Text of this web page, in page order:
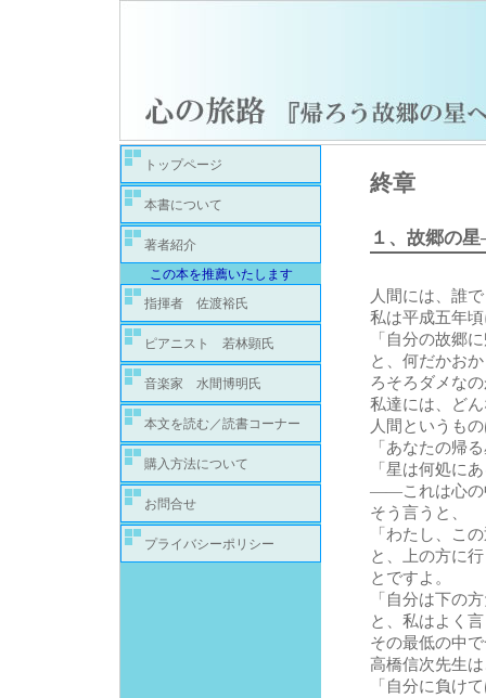
トップページ
本書について
著者紹介
この本を推薦いたします
指揮者 佐渡裕氏
ピアニスト 若林顕氏
音楽家 水間博明氏
本文を読む／読書コーナー
購入方法について
お問合せ
プライバシーポリシー
終章
１、 故郷の
人間には、誰
私は平成五年
「自分の故郷
と、何だかお
ろそろダメな
私達には、ど
人間というも
「あなたの帰
「星は何処に
――これは心の
そう言うと、
「わたし、こ
と、上の方に
とですよ。
「自分は下の
と、私はよく
その最低の中
高橋信次先生
「自分に負け